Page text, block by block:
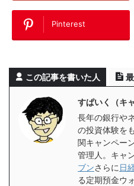
Pinterest
この記事を書いた人
すぱいく（キ
長年の銀行や
の投資体験を
関キャンペー
管理人。キャ
ブンさらに 日
る定期預金ウ